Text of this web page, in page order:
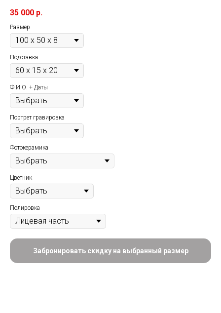
35 000 р.
Размер
Подставка
Ф.И.О. + Даты
Портрет гравировка
Фотокерамика
Цветник
Полировка
Забронировать скидку на выбранный размер